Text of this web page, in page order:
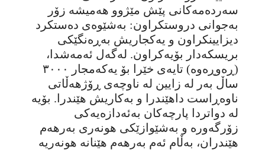
سەردەمەکانی پێش مێژوو هەمیشە زۆر
بەجوانی دروستکراون: بەشێوەی دەستکرد
دیزایینکراون و یەکجاریش بەڕەنگێکی
بریسکەدار بۆیەکراون. لەگەل ئەمەشدا،
(ڕەوڕەوە) تایەی خێرا بۆ یەکەمجار ٣٠٠٠
ساڵ بەر لە زایین لە ناوچەی ڕۆژهەڵاتی
ناوەڕاست داهێندرا و بەکاریش هێندرا. بۆیە
لە دواتردا پارچەکان بەئەدازەیەکی
زۆرگەورە و بەشێوازێکی هونەری بەرهەم
هێندران، بەڵام ئەم بەرهەم هێنانە هونەریە